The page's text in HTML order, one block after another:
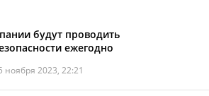
будут проводить
ежегодно
ноября 2023, 22:21